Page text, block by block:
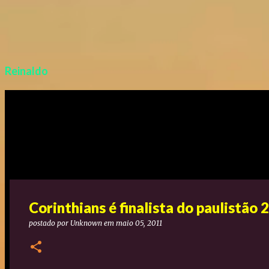
Reinaldo
Corinthians é finalista do paulistão
postado por Unknown em maio 05, 2011